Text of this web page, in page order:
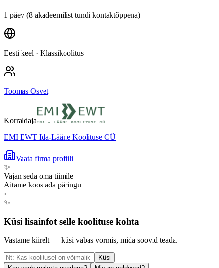
1 päev (8 akadeemilist tundi kontaktõppena)
Eesti keel · Klassikoolitus
Toomas Osvet
Korraldaja
EMI EWT Ida-Lääne Koolituse OÜ
Vaata firma profiili
✨
Vajan seda oma tiimile
Aitame koostada päringu
›
✨
Küsi lisainfot selle koolituse kohta
Vastame kiirelt — küsi vabas vormis, mida soovid teada.
Küsi